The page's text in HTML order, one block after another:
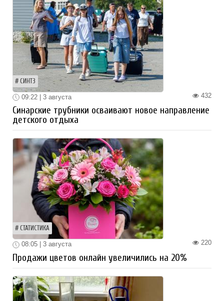
СИНТЗ
432
09:22 | 3 августа
Синарские трубники осваивают новое направление
детского отдыха
СТАТИСТИКА
220
08:05 | 3 августа
Продажи цветов онлайн увеличились на 20%